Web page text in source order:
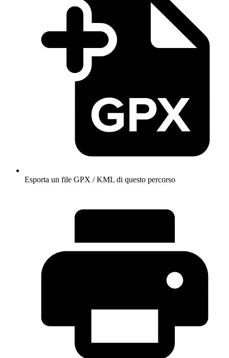
Esporta un file GPX / KML di questo percorso